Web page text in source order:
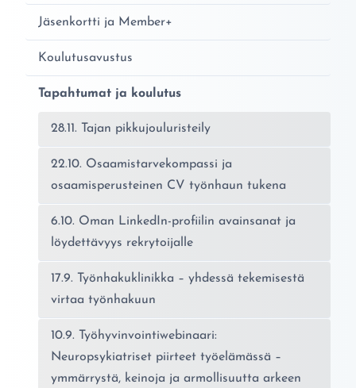
Jäsenkortti ja Member+
Koulutusavustus
Tapahtumat ja koulutus
28.11. Tajan pikkujouluristeily
22.10. Osaamistarvekompassi ja
osaamisperusteinen CV työnhaun tukena
6.10. Oman LinkedIn-profiilin avainsanat ja
löydettävyys rekrytoijalle
17.9. Työnhakuklinikka – yhdessä tekemisestä
virtaa työnhakuun
10.9. Työhyvinvointiwebinaari:
Neuropsykiatriset piirteet työelämässä –
ymmärrystä, keinoja ja armollisuutta arkeen